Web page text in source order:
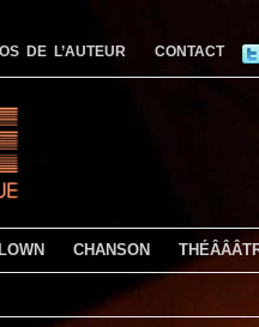
DE L’AUTEUR CONTACT
CHANSON